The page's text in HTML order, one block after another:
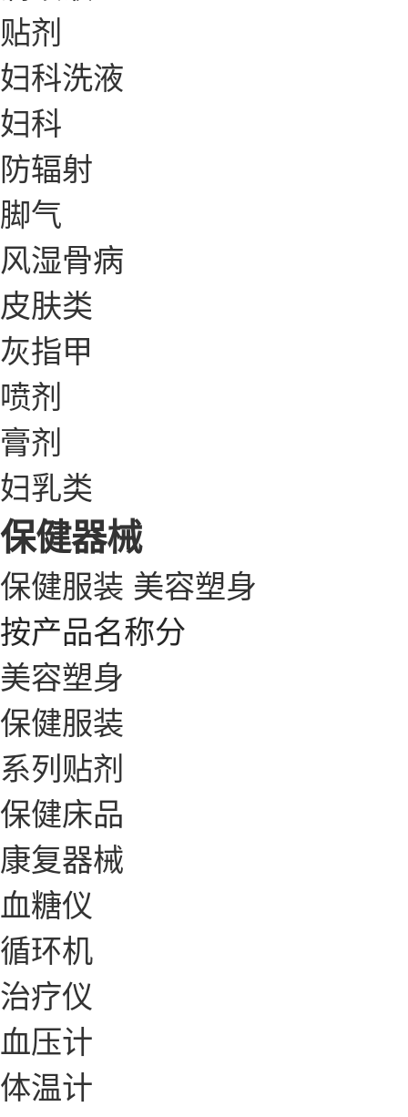
贴剂
妇科洗液
妇科
防辐射
脚气
风湿骨病
皮肤类
灰指甲
喷剂
膏剂
妇乳类
保健器械
保健服装 美容塑身
按产品名称分
美容塑身
保健服装
系列贴剂
保健床品
康复器械
血糖仪
循环机
治疗仪
血压计
体温计